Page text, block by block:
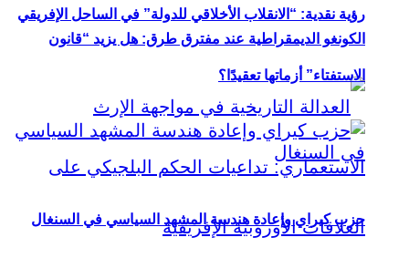
رؤية نقدية: “الانقلاب الأخلاقي للدولة” في الساحل الإفريقي
الكونغو الديمقراطية عند مفترق طرق: هل يزيد “قانون
الاستفتاء” أزماتها تعقيدًا؟
حزب كيراي وإعادة هندسة المشهد السياسي في السنغال